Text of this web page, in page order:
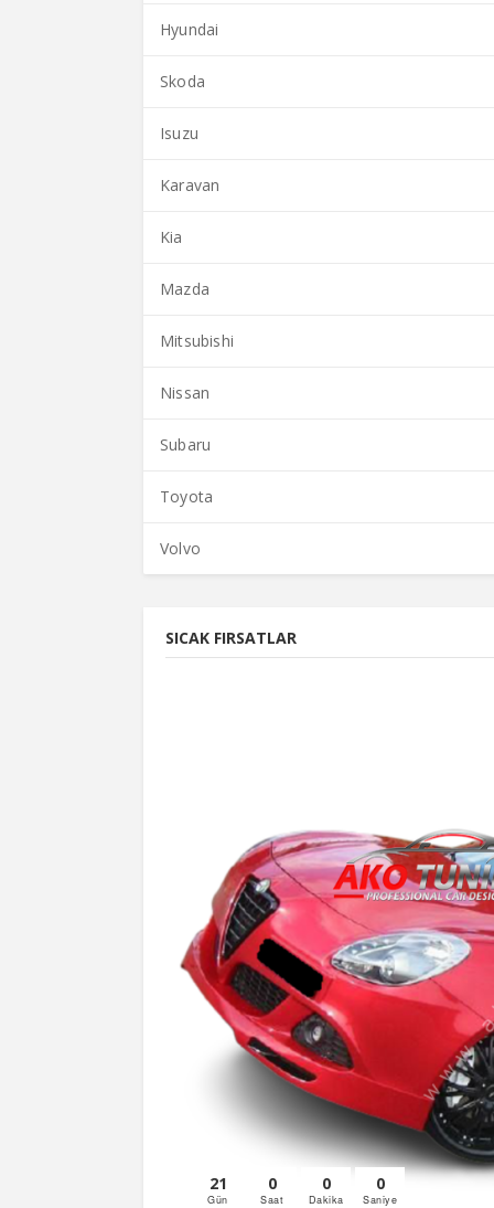
Hyundai
Skoda
Isuzu
Karavan
Kia
Mazda
Mitsubishi
Nissan
Subaru
Toyota
Volvo
SICAK FIRSATLAR
21
Gün
0
Saat
0
Dakika
0
Saniye